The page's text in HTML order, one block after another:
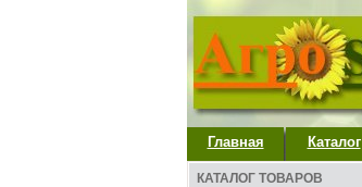
Главная Каталог
КАТАЛОГ ТОВАРОВ